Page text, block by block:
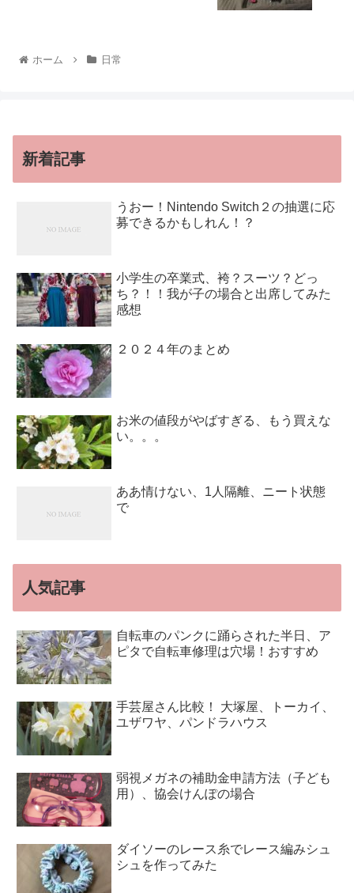
ホーム 日常
新着記事
うおー！Nintendo Switch２の抽選に応
募できるかもしれん！？
小学生の卒業式、袴？スーツ？どっ
ち？！！我が子の場合と出席してみた
感想
２０２４年のまとめ
お米の値段がやばすぎる、もう買えな
い。。。
ああ情けない、1人隔離、ニート状態
で
人気記事
自転車のパンクに踊らされた半日、ア
ピタで自転車修理は穴場！おすすめ
手芸屋さん比較！ 大塚屋、トーカイ、
ユザワヤ、パンドラハウス
弱視メガネの補助金申請方法（子ども
用）、協会けんぽの場合
ダイソーのレース糸でレース編みシュ
シュを作ってみた